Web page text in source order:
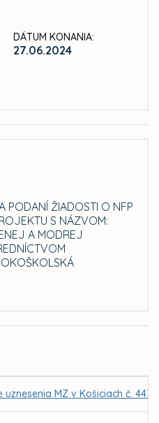
DÁTUM KONANIA:
27.06.2024
PODANÍ ŽIADOSTI O NFP
S NÁZVOM:
A MODREJ
uznesenia MZ v Košiciach č.